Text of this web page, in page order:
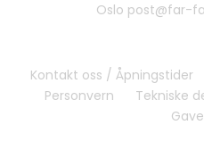
Oslo post@far-
Kontakt oss / Åpningstider
Personvern
Tekniske